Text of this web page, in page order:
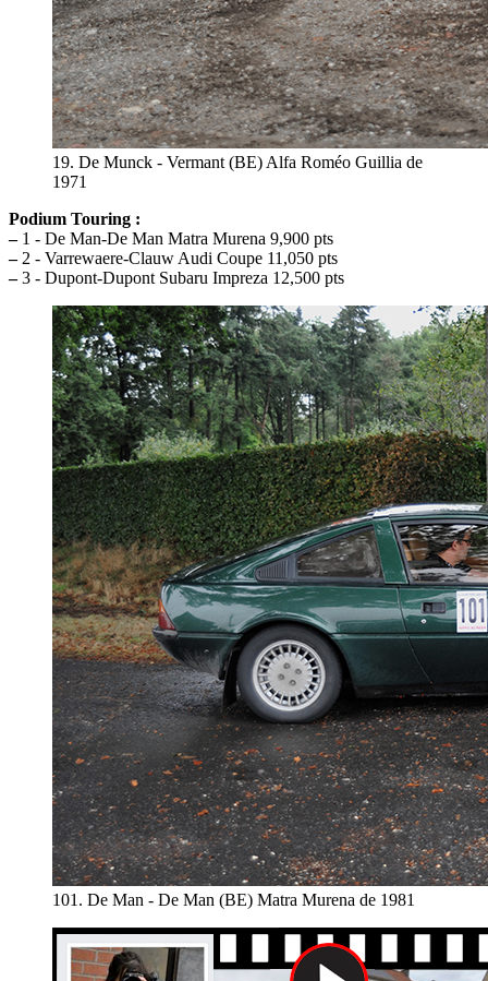
19. De Munck - Vermant (BE) Alfa Roméo Guillia de
1971
Podium Touring :
–1 - De Man-De Man Matra Murena 9,900 pts
–2 - Varrewaere-Clauw Audi Coupe 11,050 pts
–3 - Dupont-Dupont Subaru Impreza 12,500 pts
101. De Man - De Man (BE) Matra Murena de 1981